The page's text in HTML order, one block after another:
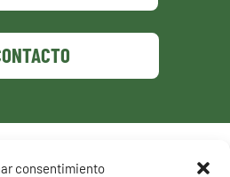
consentimiento
de privacidad